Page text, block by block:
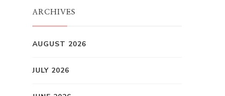
ARCHIVES
AUGUST 2026
JULY 2026